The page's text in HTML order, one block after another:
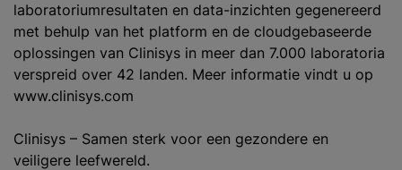
laboratoriumresultaten en data-inzichten gegenereerd
met behulp van het platform en de cloudgebaseerde
oplossingen van Clinisys in meer dan 7.000 laboratoria
verspreid over 42 landen. Meer informatie vindt u op
www.clinisys.com
Clinisys – Samen sterk voor een gezondere en
veiligere leefwereld.